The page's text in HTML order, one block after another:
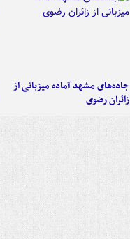
جاده‌های مشهد آماده میزبانی از
زائران رضوی